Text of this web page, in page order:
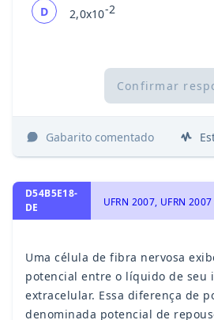
D 2,0x10-2
Confirmar
Gabarito comentado
D54B5E18-
DE
Uma célula de fibra nervosa
potencial entre o líquido de seu
extracelular. Essa diferença de
denominada potencial de